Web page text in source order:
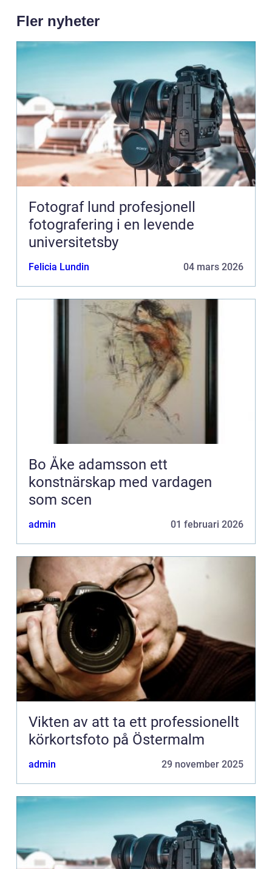
Fler nyheter
Fotograf lund profesjonell
fotografering i en levende
universitetsby
Felicia Lundin 04 mars 2026
Bo Åke adamsson ett
konstnärskap med vardagen
som scen
admin 01 februari 2026
Vikten av att ta ett professionellt
körkortsfoto på Östermalm
admin 29 november 2025